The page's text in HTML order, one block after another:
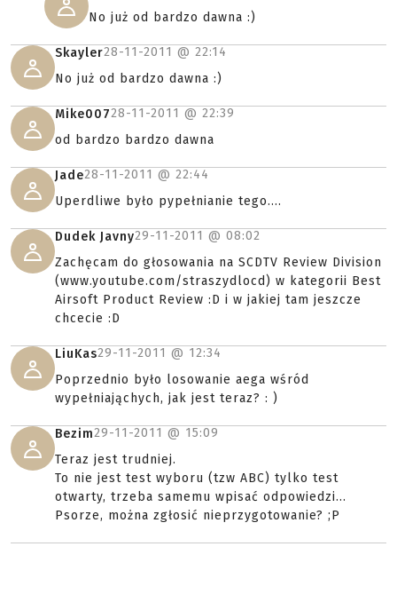
No już od bardzo dawna :)
Skayler28-11-2011 @ 22:14
No już od bardzo dawna :)
Mike00728-11-2011 @ 22:39
od bardzo bardzo dawna
Jade28-11-2011 @ 22:44
Uperdliwe było pypełnianie tego....
Dudek Javny29-11-2011 @ 08:02
Zachęcam do głosowania na SCDTV Review Division
(www.youtube.com/straszydlocd) w kategorii Best
Airsoft Product Review :D i w jakiej tam jeszcze
chcecie :D
LiuKas29-11-2011 @ 12:34
Poprzednio było losowanie aega wśród
wypełniająchych, jak jest teraz? : )
Bezim29-11-2011 @ 15:09
Teraz jest trudniej.
To nie jest test wyboru (tzw ABC) tylko test
otwarty, trzeba samemu wpisać odpowiedzi...
Psorze, można zgłosić nieprzygotowanie? ;P